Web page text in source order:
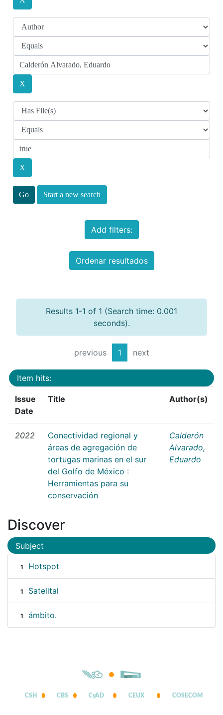
Start a new search
Add filters:
Ordenar resultados
Results 1-1 of 1 (Search time: 0.001
seconds).
previous 1 next
Item hits:
Issue
Date
Title Author(s)
2022
Conectividad regional y
áreas de agregación de
tortugas marinas en el sur
del Golfo de México :
Herramientas para su
conservación
Calderón
Alvarado,
Eduardo
Discover
Subject
1 Hotspot
1 Satelital
1 ámbito.
CSH CBS CyAD CEUX COSECOM